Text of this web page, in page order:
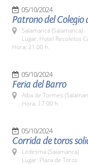
05/10/2024
Patrono del Colegio
Salamanca (Salamanca)
Lugar: Hotel Recoletos
Hora: 21:00 h.
05/10/2024
Feria del Barro
Alba de Tormes
Hora: 17:00 h.
05/10/2024
Corrida de toros
Ledesma (Salamanca)
Lugar: Plaza de Toros